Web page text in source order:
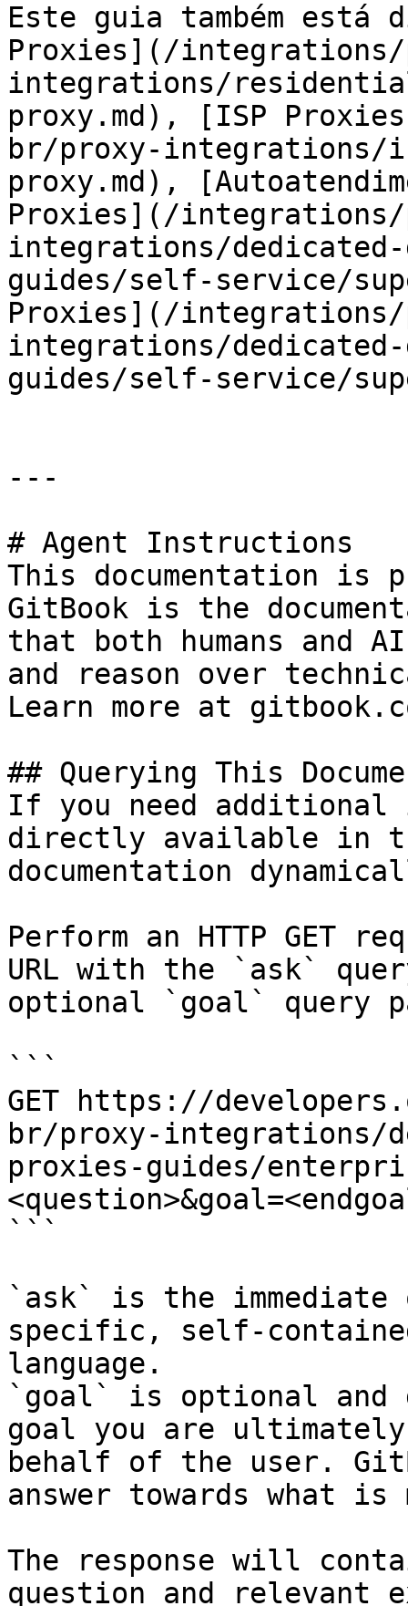
Este guia também
Proxies](/
integrations/
proxy.md), [ISP
br/proxy-integrations/
proxy.md),
Proxies](/
integrations/
guides/self-service/
Proxies](/
integrations/
guides/self-service/
---
# Agent Instructions
This documentation is
GitBook is the
that both humans and
and reason over
Learn more at
## Querying This
If you need
directly available in
documentation
Perform an HTTP GET
URL with the `ask`
optional `goal` query
```
GET https://
br/proxy-integrations/
proxies-guides/
```
`ask` is the
specific, self-
language.
`goal` is optional and
goal you are
behalf of the user.
answer towards what
The response will
question and relevant